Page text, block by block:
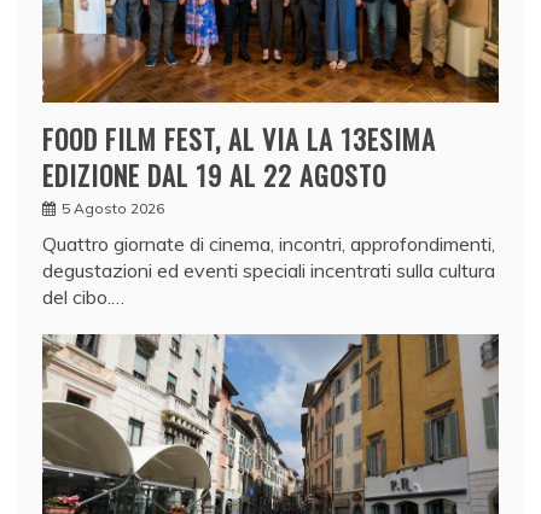
FOOD FILM FEST, AL VIA LA 13ESIMA
EDIZIONE DAL 19 AL 22 AGOSTO
5 Agosto 2026
Quattro giornate di cinema, incontri, approfondimenti,
degustazioni ed eventi speciali incentrati sulla cultura
del cibo.…